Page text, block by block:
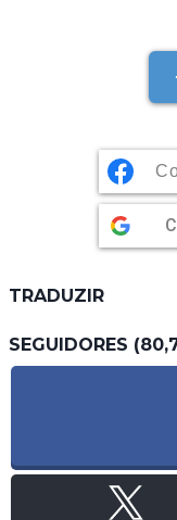
TRADUZIR
SEGUIDORES